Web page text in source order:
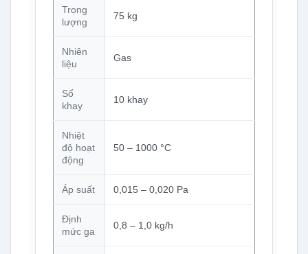
Trọng
lượng
75 kg
Nhiên
liệu
Gas
Số
khay
10 khay
Nhiệt
độ hoạt
động
50 – 1000 °C
Áp suất 0,015 – 0,020 Pa
Định
mức ga
0,8 – 1,0 kg/h